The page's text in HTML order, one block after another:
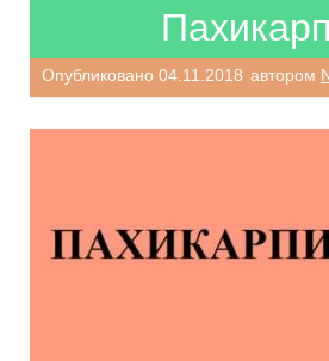
Опубликовано 04.11.2018 автором